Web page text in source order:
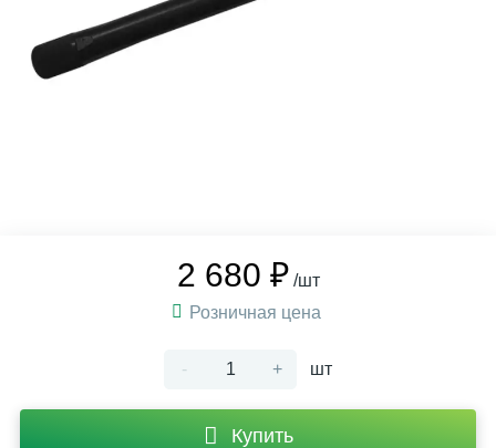
2 680 ₽ /шт
Розничная цена
- + шт
Купить